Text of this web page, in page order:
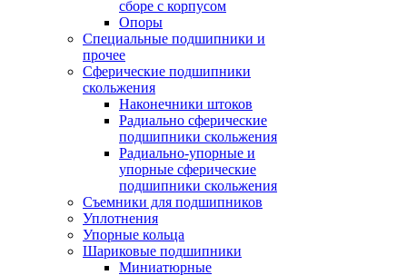
сборе с корпусом
Опоры
Специальные подшипники и
прочее
Сферические подшипники
скольжения
Наконечники штоков
Радиально сферические
подшипники скольжения
Радиально-упорные и
упорные сферические
подшипники скольжения
Съемники для подшипников
Уплотнения
Упорные кольца
Шариковые подшипники
Миниатюрные